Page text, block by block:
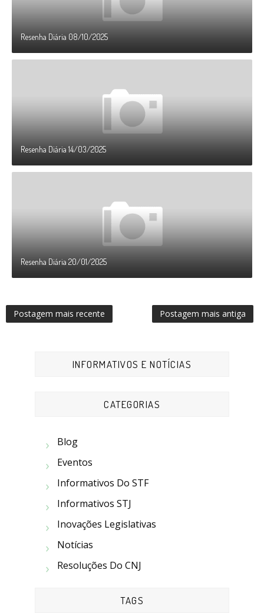
Resenha Diária 08/10/2025
Resenha Diária 14/03/2025
Resenha Diária 20/01/2025
Postagem mais recente Postagem mais antiga
INFORMATIVOS E NOTÍCIAS
CATEGORIAS
Blog
Eventos
Informativos Do STF
Informativos STJ
Inovações Legislativas
Notícias
Resoluções Do CNJ
TAGS